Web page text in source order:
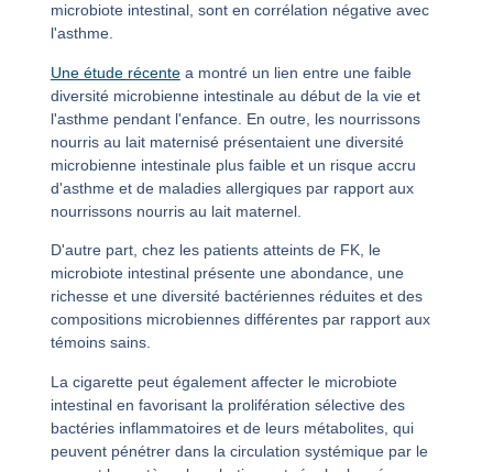
microbiote intestinal, sont en corrélation négative avec
l'asthme.
Une étude récentea montré un lien entre une faible
diversité microbienne intestinale au début de la vie et
l'asthme pendant l'enfance. En outre, les nourrissons
nourris au lait maternisé présentaient une diversité
microbienne intestinale plus faible et un risque accru
d'asthme et de maladies allergiques par rapport aux
nourrissons nourris au lait maternel.
D'autre part, chez les patients atteints de FK, le
microbiote intestinal présente une abondance, une
richesse et une diversité bactériennes réduites et des
compositions microbiennes différentes par rapport aux
témoins sains.
La cigarette peut également affecter le microbiote
intestinal en favorisant la prolifération sélective des
bactéries inflammatoires et de leurs métabolites, qui
peuvent pénétrer dans la circulation systémique par le